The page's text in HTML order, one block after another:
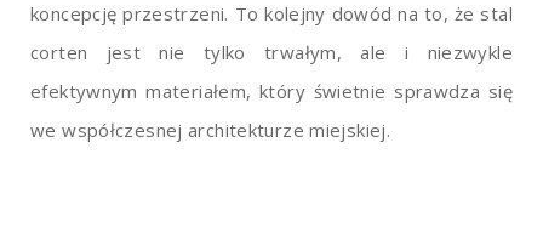
koncepcję przestrzeni. To kolejny dowód na to, że stal
corten jest nie tylko trwałym, ale i niezwykle
efektywnym materiałem, który świetnie sprawdza się
we współczesnej architekturze miejskiej.